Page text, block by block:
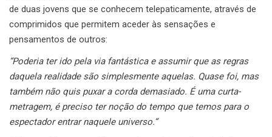
de duas jovens que se conhecem telepaticamente, através de
comprimidos que permitem aceder às sensações e
pensamentos de outros:
“Poderia ter ido pela via fantástica e assumir que as regras
daquela realidade são simplesmente aquelas. Quase foi, mas
também não quis puxar a corda demasiado. É uma curta-
metragem, é preciso ter noção do tempo que temos para o
espectador entrar naquele universo.”